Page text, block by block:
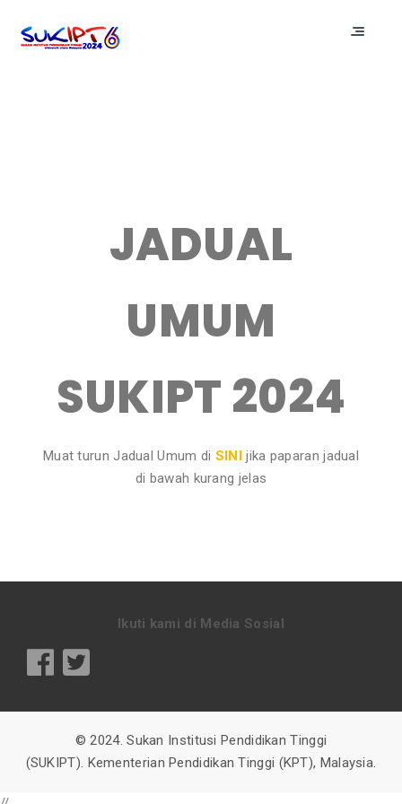
JADUAL
UMUM
SUKIPT 2024
Muat turun Jadual Umum di SINI jika paparan jadual
di bawah kurang jelas
Ikuti kami di Media Sosial
© 2024. Sukan Institusi Pendidikan Tinggi
(SUKIPT). Kementerian Pendidikan Tinggi (KPT), Malaysia.